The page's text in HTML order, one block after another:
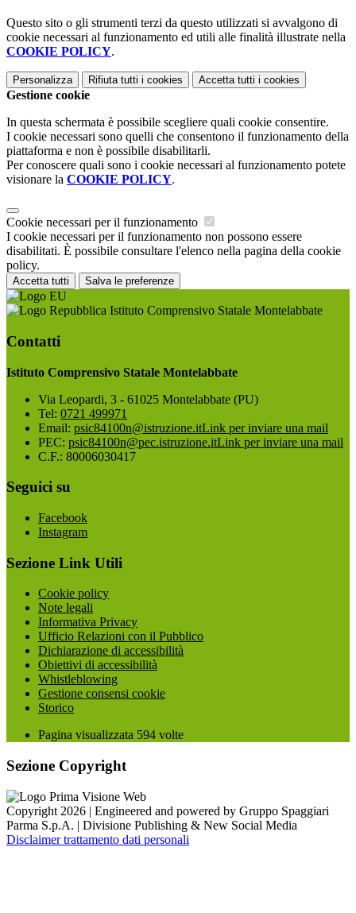
Questo sito o gli strumenti terzi da questo utilizzati si avvalgono di
cookie necessari al funzionamento ed utili alle finalità illustrate nella
COOKIE POLICY.
Personalizza Rifiuta tutti i cookies Accetta tutti i cookies
Gestione cookie
In questa schermata è possibile scegliere quali cookie consentire.
I cookie necessari sono quelli che consentono il funzionamento della
piattaforma e non è possibile disabilitarli.
Per conoscere quali sono i cookie necessari al funzionamento potete
visionare la COOKIE POLICY.
Cookie necessari per il funzionamento
I cookie necessari per il funzionamento non possono essere
disabilitati. È possibile consultare l'elenco nella pagina della cookie
policy.
Accetta tutti Salva le preferenze
Istituto Comprensivo Statale Montelabbate
Contatti
Istituto Comprensivo Statale Montelabbate
Via Leopardi, 3 - 61025 Montelabbate (PU)
Tel: 0721 499971
Email: psic84100n@istruzione.itLink per inviare una mail
PEC: psic84100n@pec.istruzione.itLink per inviare una mail
C.F.: 80006030417
Seguici su
Facebook
Instagram
Sezione Link Utili
Cookie policy
Note legali
Informativa Privacy
Ufficio Relazioni con il Pubblico
Dichiarazione di accessibilità
Obiettivi di accessibilità
Whistleblowing
Gestione consensi cookie
Storico
Pagina visualizzata 594 volte
Sezione Copyright
Copyright 2026 | Engineered and powered by Gruppo Spaggiari
Parma S.p.A. | Divisione Publishing & New Social Media
Disclaimer trattamento dati personali